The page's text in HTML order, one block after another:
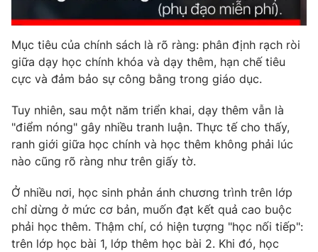
Liên hệ tòa soạn English
THỜI BÁO VTV
Theo dõi báo trên
Cơ quan chủ quản: Đài Truyền hình Việt Nam
Cơ quan báo chí:Thời báo VTV
Giấy phép hoạt động báo in và báo điện tử số 483/GP-BTTTT
cấp ngày 29/12/2023
Mục tiêu của chính sách là rõ ràng: phân định rạch ròi
giữa dạy học chính khóa và dạy thêm, hạn chế tiêu
cực và đảm bảo sự công bằng trong giáo dục.
Tuy nhiên, sau một năm triển khai, dạy thêm vẫn là
"điểm nóng" gây nhiều tranh luận. Thực tế cho thấy,
ranh giới giữa học chính và học thêm không phải lúc
nào cũng rõ ràng như trên giấy tờ.
Ở nhiều nơi, học sinh phản ánh chương trình trên lớp
chỉ dừng ở mức cơ bản, muốn đạt kết quả cao buộc
phải học thêm. Thậm chí, có hiện tượng "học nối tiếp":
trên lớp học bài 1, lớp thêm học bài 2. Khi đó, học